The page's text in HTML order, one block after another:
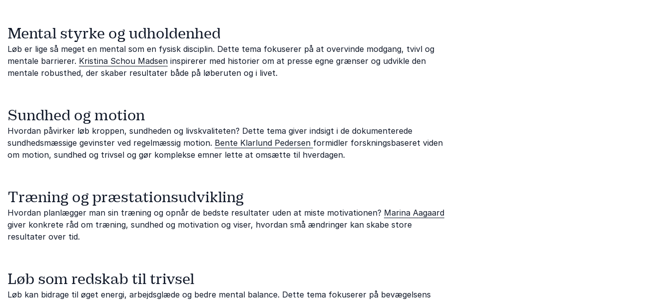
Mental styrke og udholdenhed
Løb er lige så meget en mental som en fysisk disciplin. Dette tema fokuserer på at overvinde modgang, tvivl og
mentale barrierer. Kristina Schou Madsen inspirerer med historier om at presse egne grænser og udvikle den
mentale robusthed, der skaber resultater både på løberuten og i livet.
Sundhed og motion
Hvordan påvirker løb kroppen, sundheden og livskvaliteten? Dette tema giver indsigt i de dokumenterede
sundhedsmæssige gevinster ved regelmæssig motion. Bente Klarlund Pedersen formidler forskningsbaseret viden
om motion, sundhed og trivsel og gør komplekse emner lette at omsætte til hverdagen.
Træning og præstationsudvikling
Hvordan planlægger man sin træning og opnår de bedste resultater uden at miste motivationen? Marina Aagaard
giver konkrete råd om træning, sundhed og motivation og viser, hvordan små ændringer kan skabe store
resultater over tid.
Løb som redskab til trivsel
Løb kan bidrage til øget energi, arbejdsglæde og bedre mental balance. Dette tema fokuserer på bevægelsens